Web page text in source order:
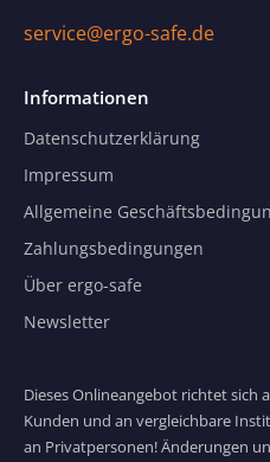
service@ergo-safe.de
Informationen
Datenschutzerklärung
Impressum
Allgemeine
Zahlungsbedingungen
Über ergo-safe
Newsletter
Dieses Onlineangebot richtet sich
Kunden und an vergleichbare
an Privatpersonen! Änderungen